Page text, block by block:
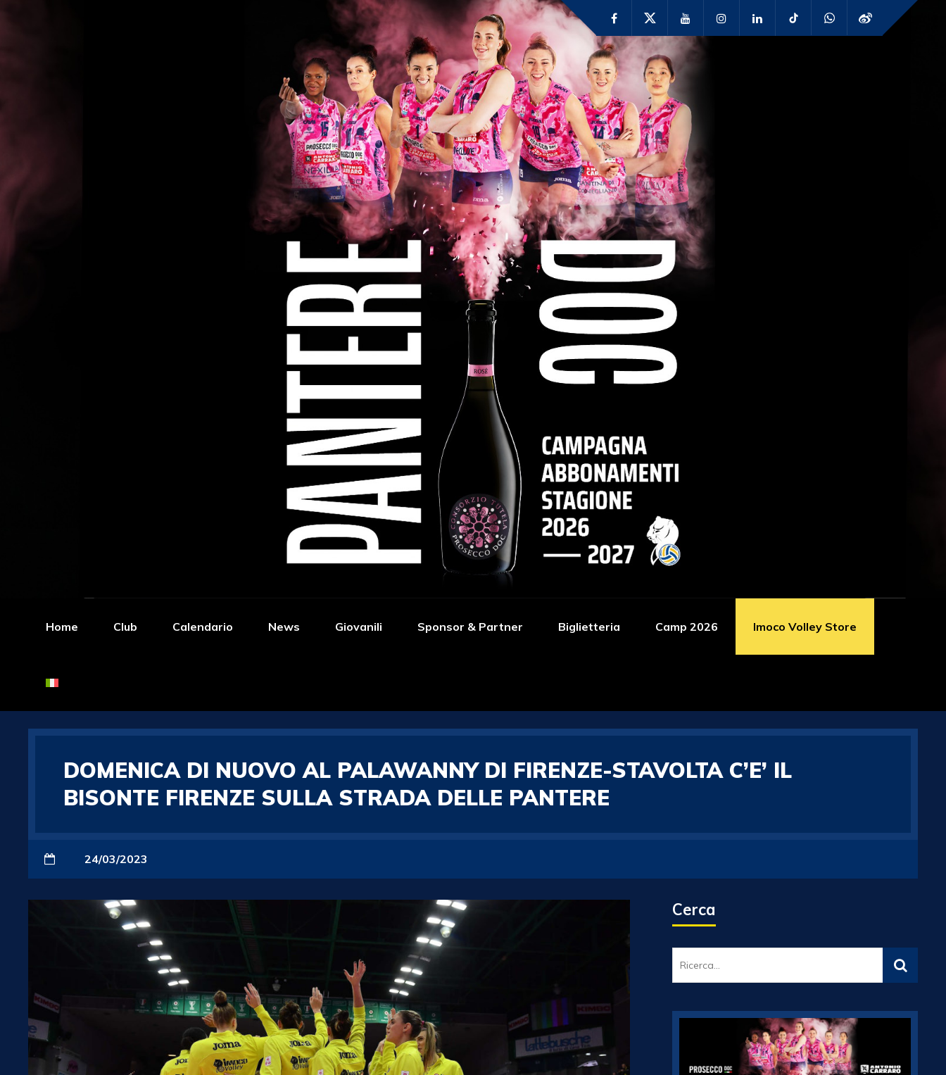
Home Club Calendario News Giovanili Sponsor & Partner Biglietteria Camp 2026 Imoco Volley Store
DOMENICA DI NUOVO AL PALAWANNY DI FIRENZE-STAVOLTA C’E’ IL
BISONTE FIRENZE SULLA STRADA DELLE PANTERE
24/03/2023
Cerca